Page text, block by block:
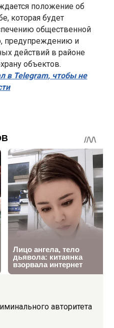
авторитета
положение об
которая будет
общественной
предупреждению и
действий в районе
объектов.
в Telegram, чтобы не